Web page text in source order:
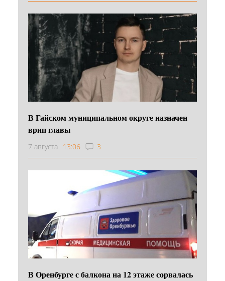
В Гайском муниципальном округе назначен
врип главы
7 августа 13:06 3
В Оренбурге с балкона на 12 этаже сорвалась